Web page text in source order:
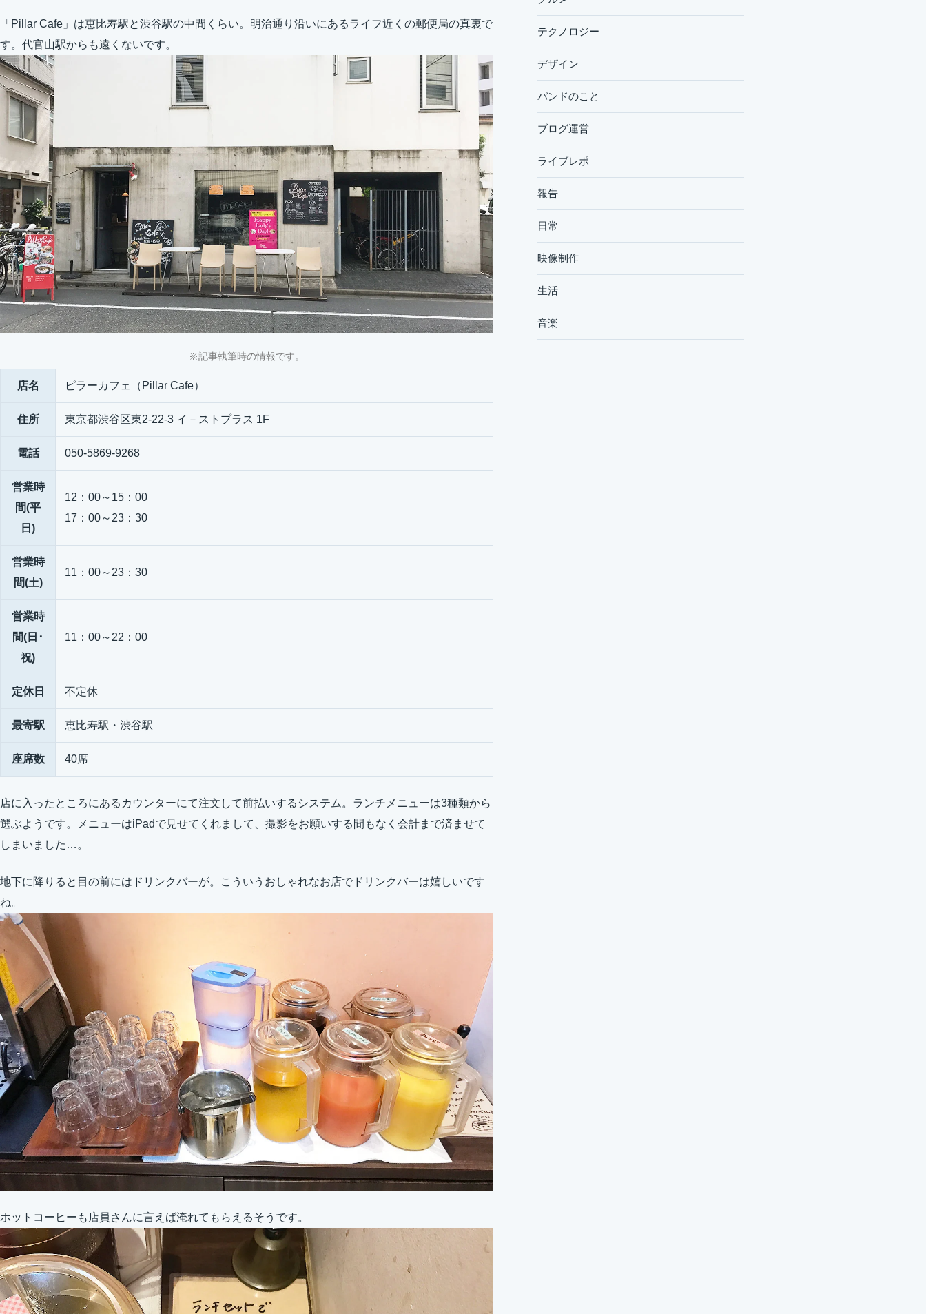
「Pillar Cafe」は恵比寿駅と渋谷駅の中間くらい。明治通り沿いにあるライフ近くの郵便局の真裏で
す。代官山駅からも遠くないです。
※記事執筆時の情報です。
店名 ピラーカフェ（Pillar Cafe）
住所 東京都渋谷区東2-22-3 イ－ストプラス 1F
電話 050-5869-9268
営業時
間(平
日)
12：00～15：00
17：00～23：30
営業時
間(土)
11：00～23：30
営業時
間(日･
祝)
11：00～22：00
定休日 不定休
最寄駅 恵比寿駅・渋谷駅
座席数 40席
店に入ったところにあるカウンターにて注文して前払いするシステム。ランチメニューは3種類から
選ぶようです。メニューはiPadで見せてくれまして、撮影をお願いする間もなく会計まで済ませて
しまいました…。
地下に降りると目の前にはドリンクバーが。こういうおしゃれなお店でドリンクバーは嬉しいです
ね。
ホットコーヒーも店員さんに言えば淹れてもらえるそうです。
テクノロジー
デザイン
バンドのこと
ブログ運営
ライブレポ
報告
日常
映像制作
生活
音楽